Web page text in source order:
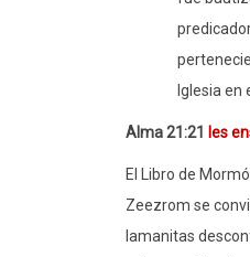
Iglesia en
Alma 21:21 les
El Libro de
Zeezrom se
lamanitas